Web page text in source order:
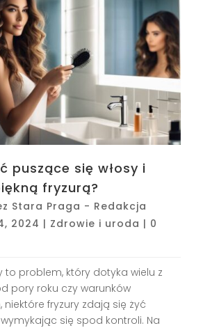
puszące się włosy i
fryzurą?
Stara Praga - Redakcja
2024 | Zdrowie i uroda | 0
to problem, który dotyka wielu z
pory roku czy warunków
fryzury zdają się żyć
się spod kontroli. Na